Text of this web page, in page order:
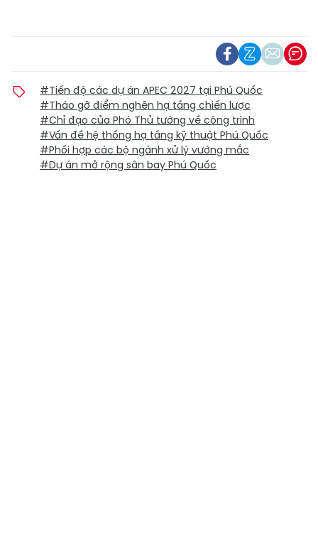
#Tiến độ các dự án APEC 2027 tại Phú Quốc
#Tháo gỡ điểm nghẽn hạ tầng chiến lược
#Chỉ đạo của Phó Thủ tướng về công trình
#Vấn đề hệ thống hạ tầng kỹ thuật Phú Quốc
#Phối hợp các bộ ngành xử lý vướng mắc
#Dự án mở rộng sân bay Phú Quốc